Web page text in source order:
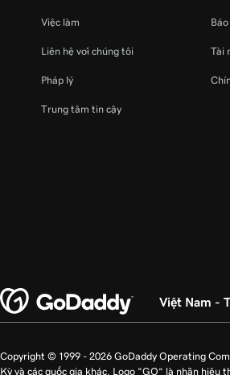
Việc làm
Liên hệ với chúng tôi
Pháp lý
Trung tâm tin cậy
Tài
Việt Nam -
Copyright © 1999 - 2026 GoDaddy Operating
Kỳ và các quốc gia khác. Logo “GO” là nhãn hiệu